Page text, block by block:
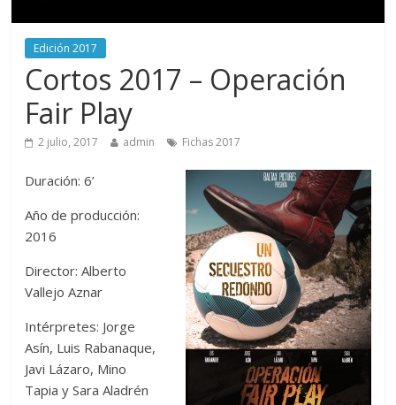
Edición 2017
Cortos 2017 – Operación
Fair Play
2 julio, 2017 admin Fichas 2017
Duración: 6’
Año de producción:
2016
Director: Alberto
Vallejo Aznar
Intérpretes: Jorge
Asín, Luis Rabanaque,
Javi Lázaro, Mino
Tapia y Sara Aladrén